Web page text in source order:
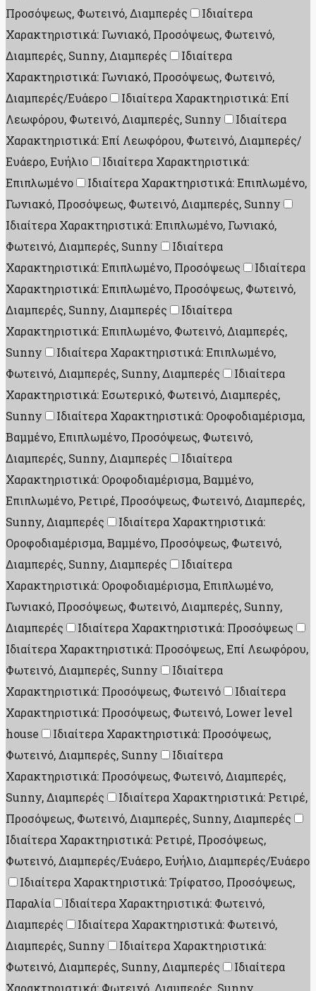
Προσόψεως, Φωτεινό, Διαμπερές
Ιδιαίτερα
Χαρακτηριστικά: Γωνιακό, Προσόψεως, Φωτεινό,
Διαμπερές, Sunny, Διαμπερές
Ιδιαίτερα
Χαρακτηριστικά: Γωνιακό, Προσόψεως, Φωτεινό,
Διαμπερές/Ευάερο
Ιδιαίτερα Χαρακτηριστικά: Επί
Λεωφόρου, Φωτεινό, Διαμπερές, Sunny
Ιδιαίτερα
Χαρακτηριστικά: Επί Λεωφόρου, Φωτεινό, Διαμπερές/
Ευάερο, Ευήλιο
Ιδιαίτερα Χαρακτηριστικά:
Επιπλωμένο
Ιδιαίτερα Χαρακτηριστικά: Επιπλωμένο,
Γωνιακό, Προσόψεως, Φωτεινό, Διαμπερές, Sunny
Ιδιαίτερα Χαρακτηριστικά: Επιπλωμένο, Γωνιακό,
Φωτεινό, Διαμπερές, Sunny
Ιδιαίτερα
Χαρακτηριστικά: Επιπλωμένο, Προσόψεως
Ιδιαίτερα
Χαρακτηριστικά: Επιπλωμένο, Προσόψεως, Φωτεινό,
Διαμπερές, Sunny, Διαμπερές
Ιδιαίτερα
Χαρακτηριστικά: Επιπλωμένο, Φωτεινό, Διαμπερές,
Sunny
Ιδιαίτερα Χαρακτηριστικά: Επιπλωμένο,
Φωτεινό, Διαμπερές, Sunny, Διαμπερές
Ιδιαίτερα
Χαρακτηριστικά: Εσωτερικό, Φωτεινό, Διαμπερές,
Sunny
Ιδιαίτερα Χαρακτηριστικά: Οροφοδιαμέρισμα,
Βαμμένο, Επιπλωμένο, Προσόψεως, Φωτεινό,
Διαμπερές, Sunny, Διαμπερές
Ιδιαίτερα
Χαρακτηριστικά: Οροφοδιαμέρισμα, Βαμμένο,
Επιπλωμένο, Ρετιρέ, Προσόψεως, Φωτεινό, Διαμπερές,
Sunny, Διαμπερές
Ιδιαίτερα Χαρακτηριστικά:
Οροφοδιαμέρισμα, Βαμμένο, Προσόψεως, Φωτεινό,
Διαμπερές, Sunny, Διαμπερές
Ιδιαίτερα
Χαρακτηριστικά: Οροφοδιαμέρισμα, Επιπλωμένο,
Γωνιακό, Προσόψεως, Φωτεινό, Διαμπερές, Sunny,
Διαμπερές
Ιδιαίτερα Χαρακτηριστικά: Προσόψεως
Ιδιαίτερα Χαρακτηριστικά: Προσόψεως, Επί Λεωφόρου,
Φωτεινό, Διαμπερές, Sunny
Ιδιαίτερα
Χαρακτηριστικά: Προσόψεως, Φωτεινό
Ιδιαίτερα
Χαρακτηριστικά: Προσόψεως, Φωτεινό, Lower level
house
Ιδιαίτερα Χαρακτηριστικά: Προσόψεως,
Φωτεινό, Διαμπερές, Sunny
Ιδιαίτερα
Χαρακτηριστικά: Προσόψεως, Φωτεινό, Διαμπερές,
Sunny, Διαμπερές
Ιδιαίτερα Χαρακτηριστικά: Ρετιρέ,
Προσόψεως, Φωτεινό, Διαμπερές, Sunny, Διαμπερές
Ιδιαίτερα Χαρακτηριστικά: Ρετιρέ, Προσόψεως,
Φωτεινό, Διαμπερές/Ευάερο, Ευήλιο, Διαμπερές/Ευάερο
Ιδιαίτερα Χαρακτηριστικά: Τρίφατσο, Προσόψεως,
Παραλία
Ιδιαίτερα Χαρακτηριστικά: Φωτεινό,
Διαμπερές
Ιδιαίτερα Χαρακτηριστικά: Φωτεινό,
Διαμπερές, Sunny
Ιδιαίτερα Χαρακτηριστικά:
Φωτεινό, Διαμπερές, Sunny, Διαμπερές
Ιδιαίτερα
Χαρακτηριστικά: Φωτεινό, Διαμπερές, Sunny,